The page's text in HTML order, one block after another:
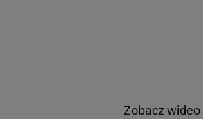
Zobacz wideo